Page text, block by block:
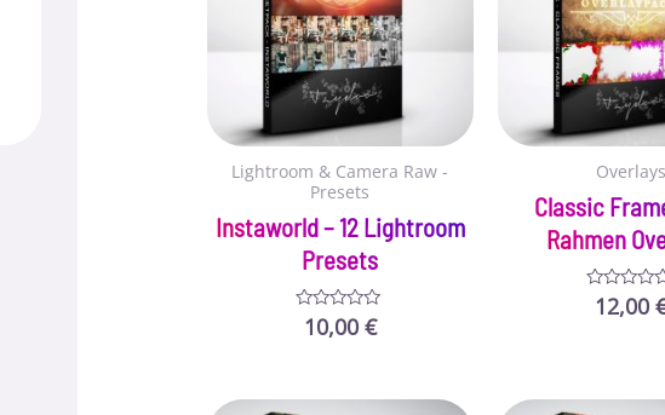
Lightroom & Camera Raw -
Presets
Instaworld – 12 Lightroom
Presets
Bewertet
mit
10,00 €
Overlays
Classic
Rahmen
Bewertet
mit
12,00